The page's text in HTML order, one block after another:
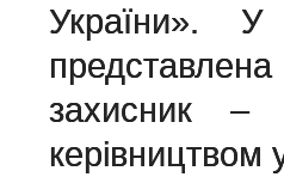
України». У
захисник
керівництвом